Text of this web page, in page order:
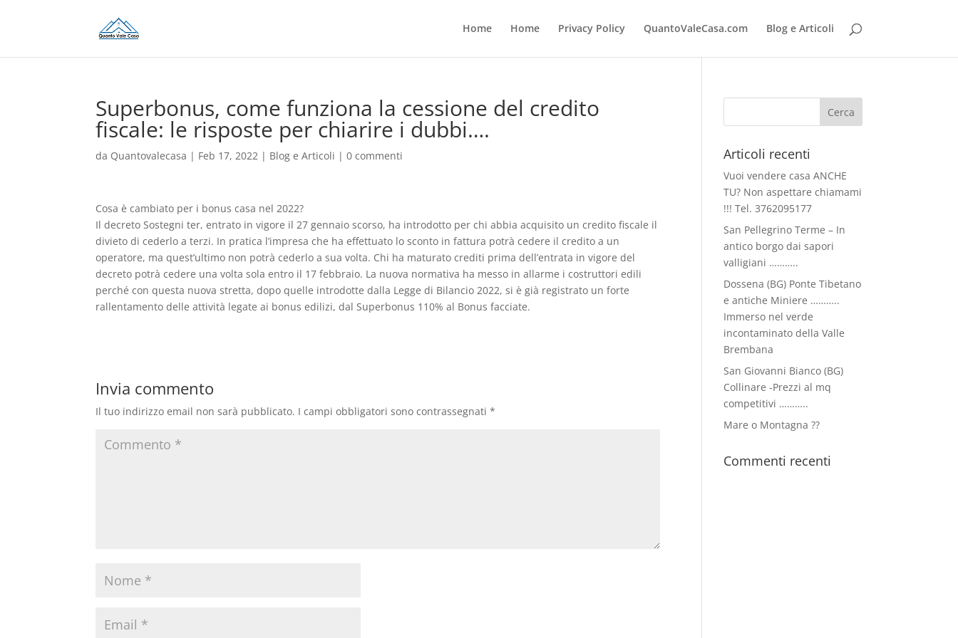
Home Home Privacy Policy QuantoValeCasa.com Blog e Articoli
Superbonus, come funziona la cessione del credito
fiscale: le risposte per chiarire i dubbi….
da Quantovalecasa | Feb 17, 2022 | Blog e Articoli |0 commenti
Cosa è cambiato per i bonus casa nel 2022?
Il decreto Sostegni ter, entrato in vigore il 27 gennaio scorso, ha introdotto per chi abbia acquisito un credito fiscale il
divieto di cederlo a terzi. In pratica l’impresa che ha effettuato lo sconto in fattura potrà cedere il credito a un
operatore, ma quest’ultimo non potrà cederlo a sua volta. Chi ha maturato crediti prima dell’entrata in vigore del
decreto potrà cedere una volta sola entro il 17 febbraio. La nuova normativa ha messo in allarme i costruttori edili
perché con questa nuova stretta, dopo quelle introdotte dalla Legge di Bilancio 2022, si è già registrato un forte
rallentamento delle attività legate ai bonus edilizi, dal Superbonus 110% al Bonus facciate.
Invia commento
Il tuo indirizzo email non sarà pubblicato. I campi obbligatori sono contrassegnati*
Articoli recenti
Vuoi vendere casa ANCHE
TU? Non aspettare chiamami
!!! Tel. 3762095177
San Pellegrino Terme – In
antico borgo dai sapori
valligiani ………..
Dossena (BG) Ponte Tibetano
e antiche Miniere ………..
Immerso nel verde
incontaminato della Valle
Brembana
San Giovanni Bianco (BG)
Collinare -Prezzi al mq
competitivi ………..
Mare o Montagna ??
Commenti recenti